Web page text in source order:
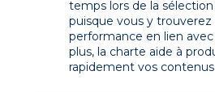
temps lors de la
puisque vous y trouverez
performance en lien
plus, la charte aide à
rapidement vos